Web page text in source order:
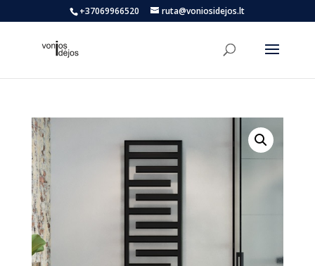
+37069966520 ruta@voniosidejos.lt